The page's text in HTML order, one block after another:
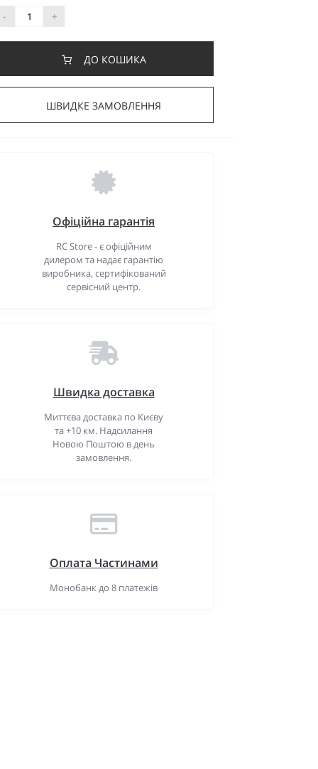
-
+
ДО КОШИКА
ШВИДКЕ ЗАМОВЛЕННЯ
Офіційна гарантія
RC Store - є офіційним
дилером та надає гарантію
виробника, сертифікований
сервісний центр.
Швидка доставка
Миттєва доставка по Києву
та +10 км. Надсилання
Новою Поштою в день
замовлення.
Оплата Частинами
Монобанк до 8 платежів